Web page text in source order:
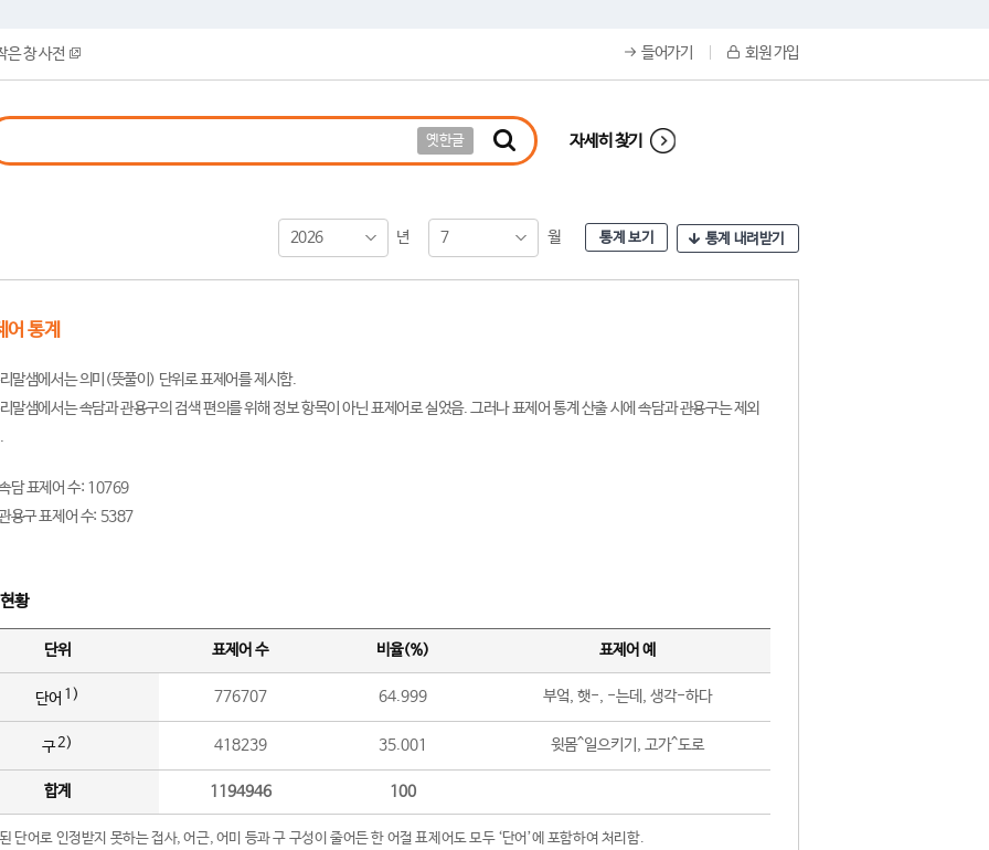
은 창 사전 들어가기 회원 가입
옛한글 자세히 찾기
2026 년 7 월 통계 보기 통계 내려받기
어 통계
말샘에서는 의미(뜻풀이) 단위로 표제어를 제시함.
말샘에서는 속담과 관용구의 검색 편의를 위해 정보 항목이 아닌 표제어로 실었음. 그러나 표제어 통계 산출 시에 속담과 관용구는 제외
담 표제어 수: 10769
용구 표제어 수: 5387
황
단위 표제어 수 비율(%) 표제어 예
단어 1) 776707 64.999 부엌, 햇-, -는데, 생각-하다
구2) 418239 35.001 윗몸^일으키기, 고가^도로
합계 1194946 100
단어로 인정받지 못하는 접사, 어근, 어미 등과 구 구성이 줄어든 한 어절 표제어도 모두 ‘단어’에 포함하여 처리함.